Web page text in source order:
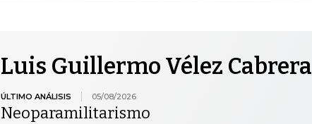
Luis Guillermo Vélez Cabrera
ÚLTIMO ANÁLISIS 05/08/2026
Neoparamilitarismo